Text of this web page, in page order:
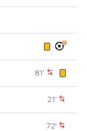
2
81'
21'
72'